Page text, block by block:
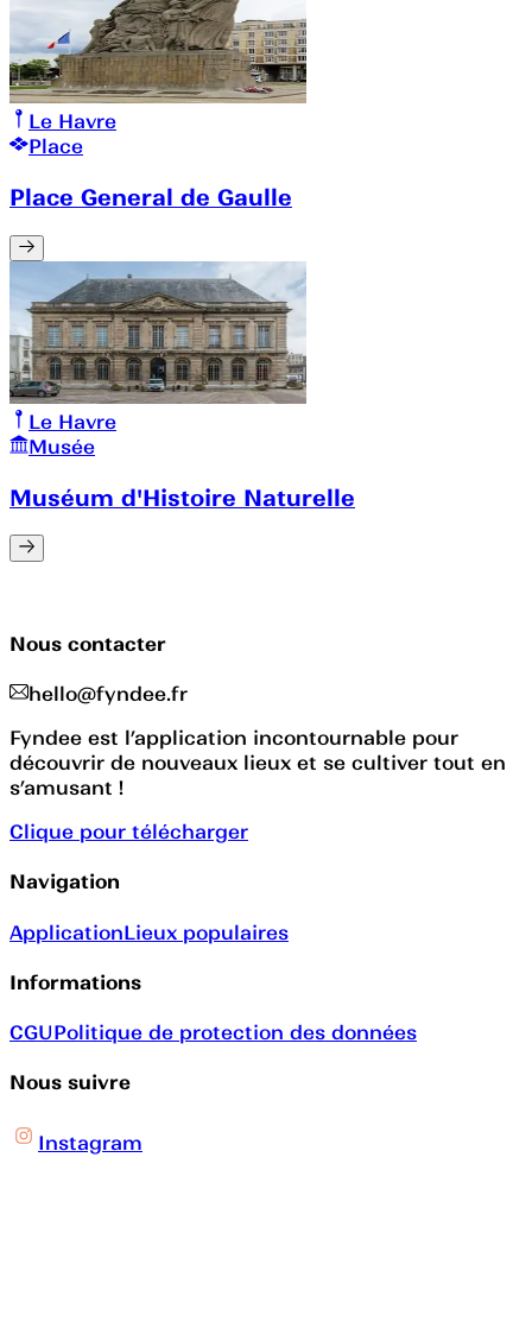
Le Havre
Place
Place General de Gaulle
Le Havre
Musée
Muséum d'Histoire Naturelle
Nous contacter
hello@fyndee.fr
Fyndee est l’application incontournable pour
découvrir de nouveaux lieux et se cultiver tout en
s’amusant !
Clique pour télécharger
Navigation
ApplicationLieux populaires
Informations
CGUPolitique de protection des données
Nous suivre
Instagram